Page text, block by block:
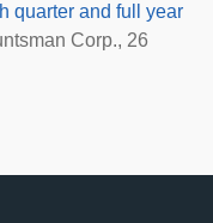
quarter and full year
Corp., 26